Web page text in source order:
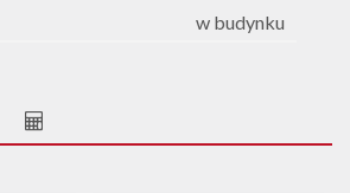
w budynku